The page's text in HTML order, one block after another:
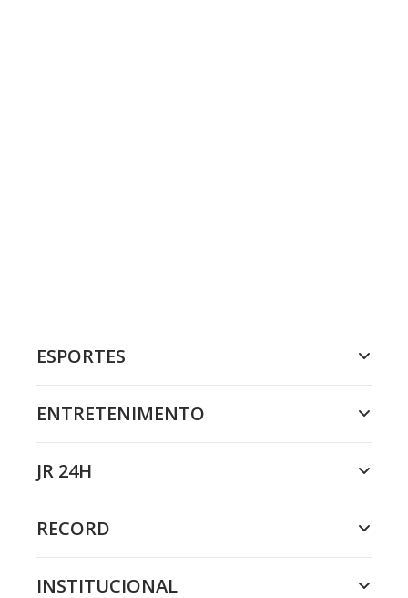
ESPORTES
ENTRETENIMENTO
JR 24H
RECORD
INSTITUCIONAL